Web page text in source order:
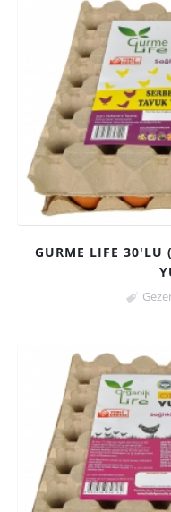
GURME LIFE 30'LU